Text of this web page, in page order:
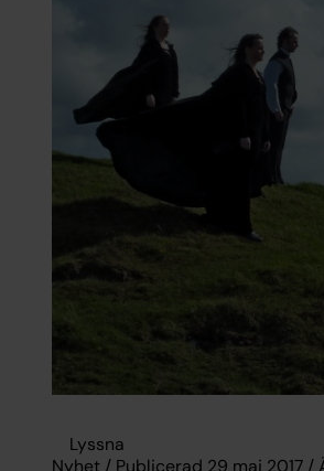
Lyssna
Nyhet / Publicerad 29 maj 2017 /